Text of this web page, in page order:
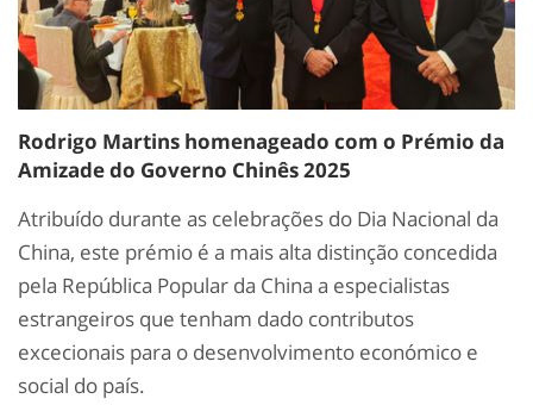
Rodrigo Martins homenageado com o Prémio da
Amizade do Governo Chinês 2025
Atribuído durante as celebrações do Dia Nacional da
China, este prémio é a mais alta distinção concedida
pela República Popular da China a especialistas
estrangeiros que tenham dado contributos
excecionais para o desenvolvimento económico e
social do país.